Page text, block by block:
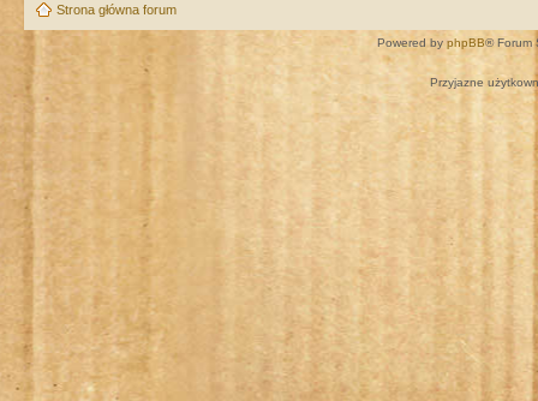
Strona główna forum
Powered by phpBB® Forum
Przyjazne